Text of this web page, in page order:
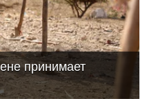
принимает